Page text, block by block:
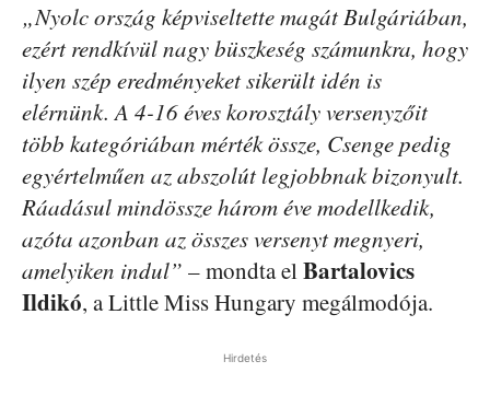
„Nyolc ország képviseltette magát Bulgáriában,
ezért rendkívül nagy büszkeség számunkra, hogy
ilyen szép eredményeket sikerült idén is
elérnünk. A 4-16 éves korosztály versenyzőit
több kategóriában mérték össze, Csenge pedig
egyértelműen az abszolút legjobbnak bizonyult.
Ráadásul mindössze három éve modellkedik,
azóta azonban az összes versenyt megnyeri,
amelyiken indul” – mondta elBartalovics
Ildikó, a Little Miss Hungary megálmodója.
Hirdetés